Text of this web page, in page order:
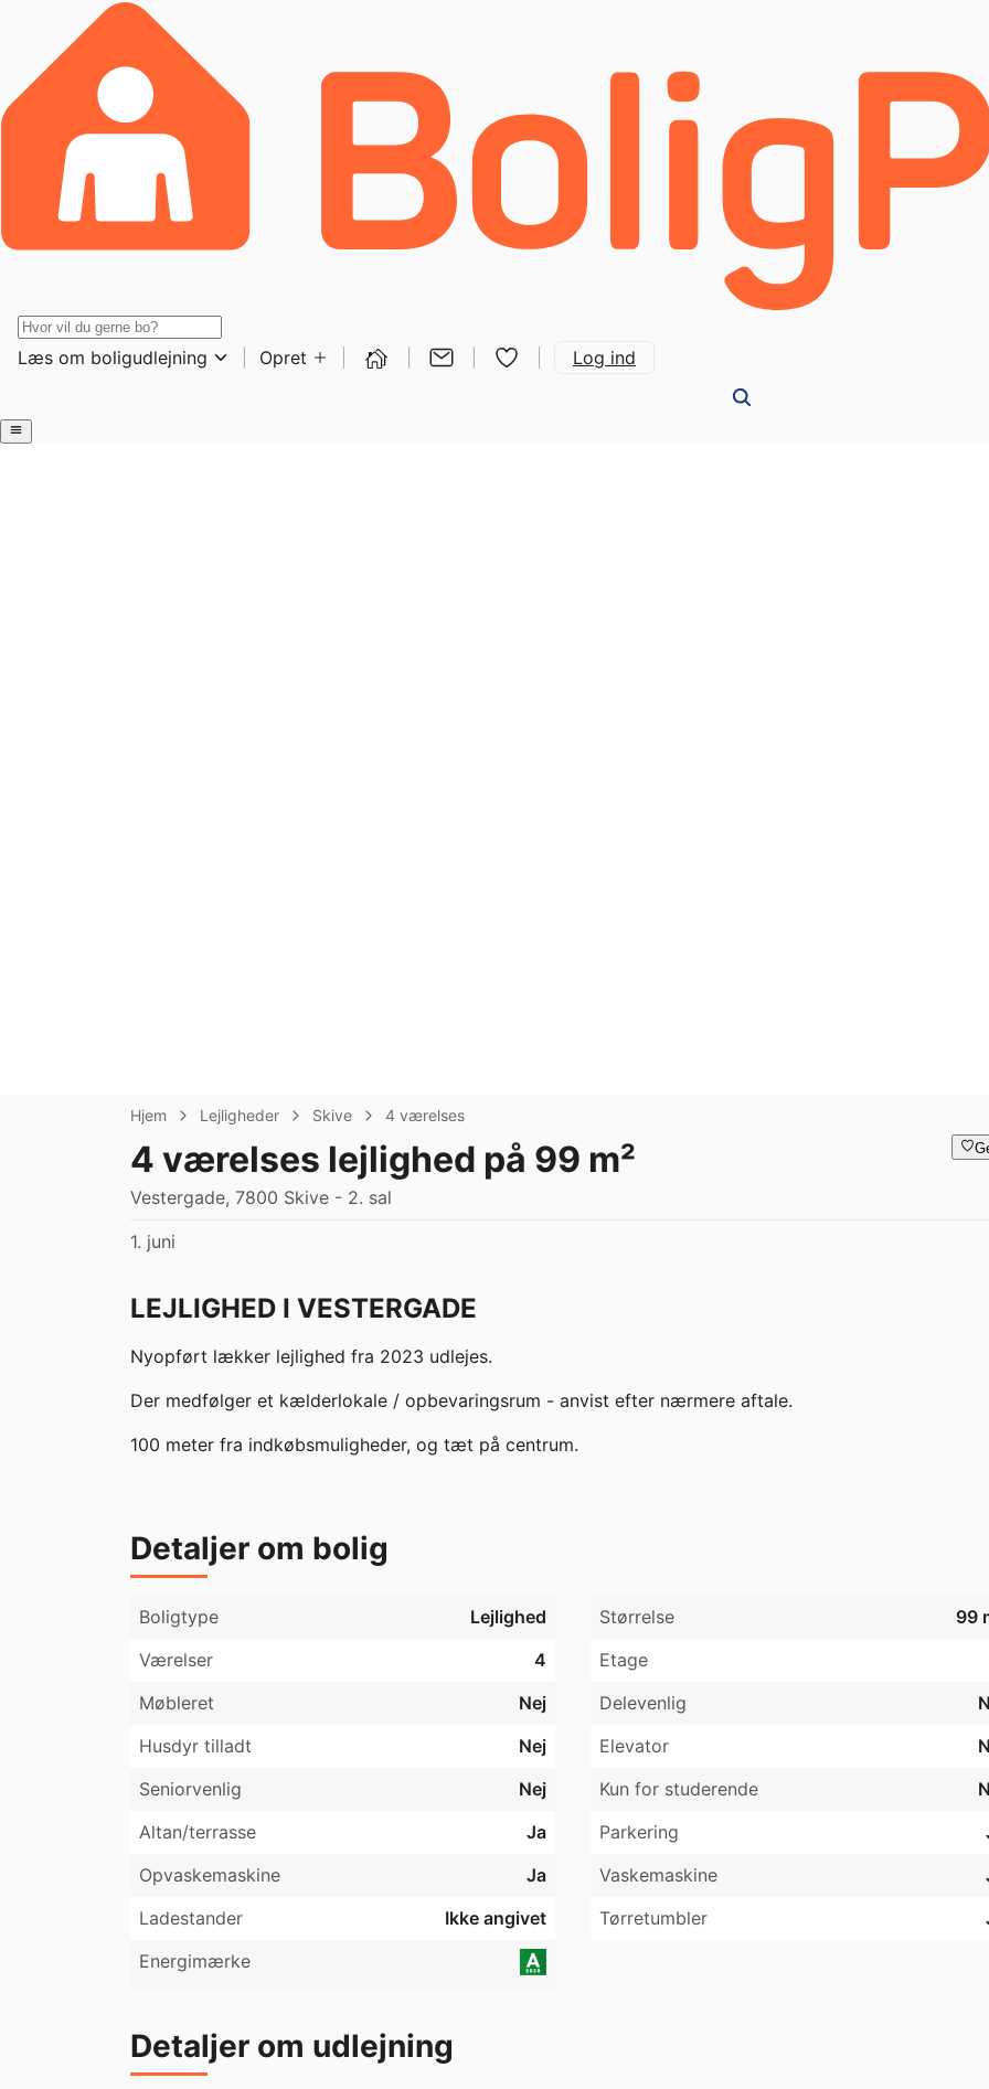
Læs om boligudlejning Opret Log ind
Hjem Lejligheder Skive 4 værelses
4 værelses lejlighed på 99 m²
Vestergade, 7800 Skive - 2. sal
1. juni
LEJLIGHED I VESTERGADE
Nyopført lækker lejlighed fra 2023 udlejes.
Der medfølger et kælderlokale / opbevaringsrum - anvist efter nærmere aftale.
100 meter fra indkøbsmuligheder, og tæt på centrum.
Detaljer om bolig
Boligtype Lejlighed Størrelse
99
Værelser
4 Etage
Møbleret
Nej Delevenlig
Husdyr tilladt
Nej Elevator
Seniorvenlig
Nej Kun for studerende
Altan/terrasse
Ja Parkering
Opvaskemaskine
Ja Vaskemaskine
Ladestander
Ikke angivet Tørretumbler
Energimærke
Detaljer om udlejning